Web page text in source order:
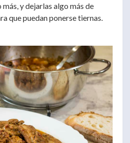
y dejarlas algo más de
que puedan ponerse tiernas.